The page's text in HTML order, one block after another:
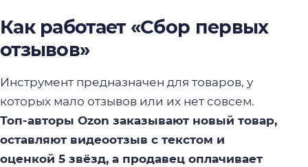
Как работает «Сбор первых
отзывов»
Инструмент предназначен для товаров, у
которых мало отзывов или их нет совсем.
Топ-авторы Ozon заказывают новый товар,
оставляют видеоотзыв с текстом и
оценкой 5 звёзд, а продавец оплачивает